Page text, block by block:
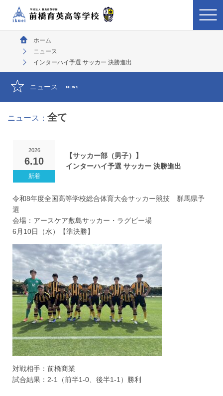
ホーム
ニュース
インターハイ予選 サッカー 決勝進出
ニュース NEWS
ニュース： 全て
2026
6.10
【サッカー部（男子）】
インターハイ予選 サッカー 決勝進出
令和8年度全国高等学校総合体育大会サッカー競技 群馬県予
選
会場：アースケア敷島サッカー・ラグビー場
6月10日（水）【準決勝】
対戦相手：前橋商業
試合結果：2-1（前半1-0、後半1-1）勝利